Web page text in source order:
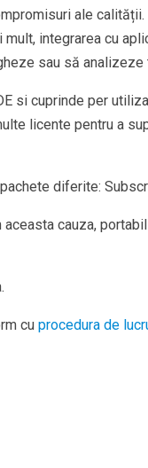
ale
integrarea cu
sau să
si cuprinde per
licente pentru a
diferite:
cauza,
cu procedura de